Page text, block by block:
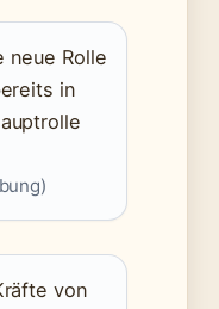
neue Rolle
in
von